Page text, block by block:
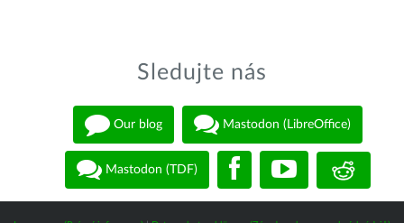
Sledujte nás
Our blog Mastodon (LibreOffice)
Mastodon (TDF)